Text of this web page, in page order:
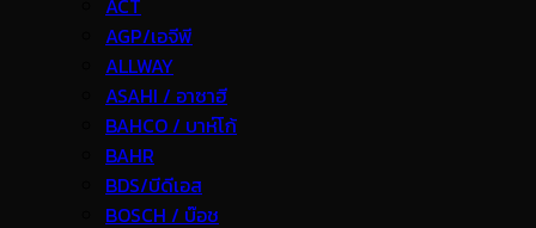
ACT
AGP/เอจีพี
ALLWAY
ASAHI / อาซาฮี
BAHCO / บาห์โก้
BAHR
BDS/บีดีเอส
BOSCH / บ๊อช